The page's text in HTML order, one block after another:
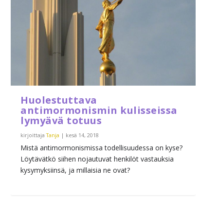
Huolestuttava
antimormonismin kulisseissa
lymyävä totuus
kirjoittajaTanja | kesä 14, 2018
Mistä antimormonismissa todellisuudessa on kyse?
Löytävätkö siihen nojautuvat henkilöt vastauksia
kysymyksiinsä, ja millaisia ne ovat?